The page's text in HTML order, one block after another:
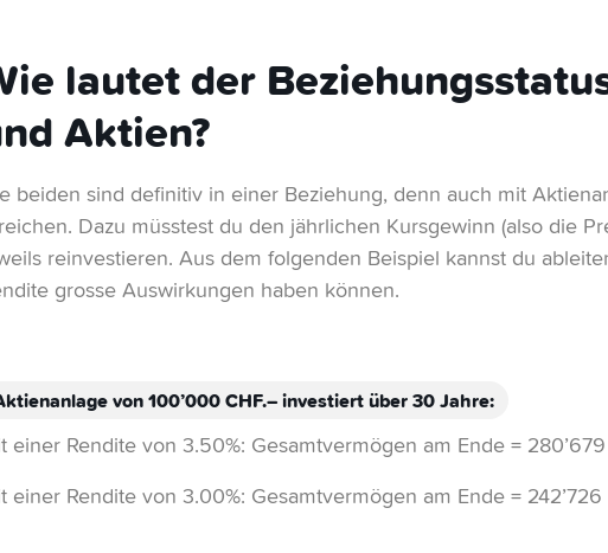
lautet der
Aktien?
beiden sind definitiv in einer Beziehung, denn auch mit
Dazu müsstest du den jährlichen Kursgewinn (also die
reinvestieren. Aus dem folgenden Beispiel kannst du
grosse Auswirkungen haben können.
von 100’000 CHF.– investiert über 30 Jahre:
einer Rendite von 3.50%: Gesamtvermögen am Ende =
einer Rendite von 3.00%: Gesamtvermögen am Ende = 242’726